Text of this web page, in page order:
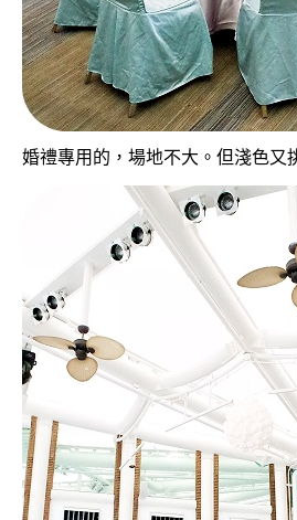
婚禮專用的，場地不大。但淺色又